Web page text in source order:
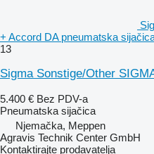
+ Accord DA pneumatska
13
Sigma Sonstige/Other
5.400 € Bez PDV-a
Pneumatska sijačica
Njemačka, Meppen
Agravis Technik Center GmbH
Kontaktirajte prodavatelja